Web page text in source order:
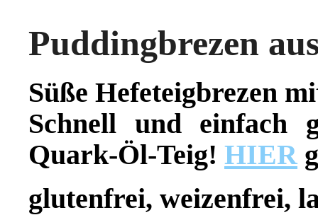
Puddingbrezen
Süße Hefeteigbrezen
Schnell und einfach
Quark-Öl-Teig! HIER
glutenfrei, weizenfrei,